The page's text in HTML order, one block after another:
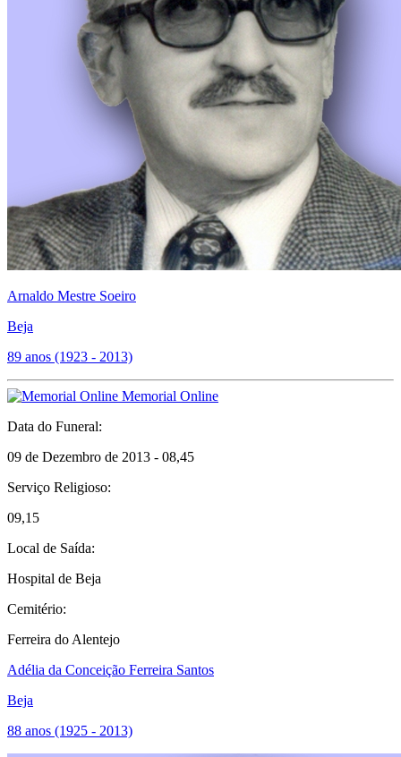
Arnaldo Mestre Soeiro
Beja
89 anos (1923 - 2013)
Memorial Online
Data do Funeral:
09 de Dezembro de 2013 - 08,45
Serviço Religioso:
09,15
Local de Saída:
Hospital de Beja
Cemitério:
Ferreira do Alentejo
Adélia da Conceição Ferreira Santos
Beja
88 anos (1925 - 2013)